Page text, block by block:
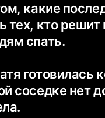
какие
тех, кто
спать.
готовилась
соседке нет